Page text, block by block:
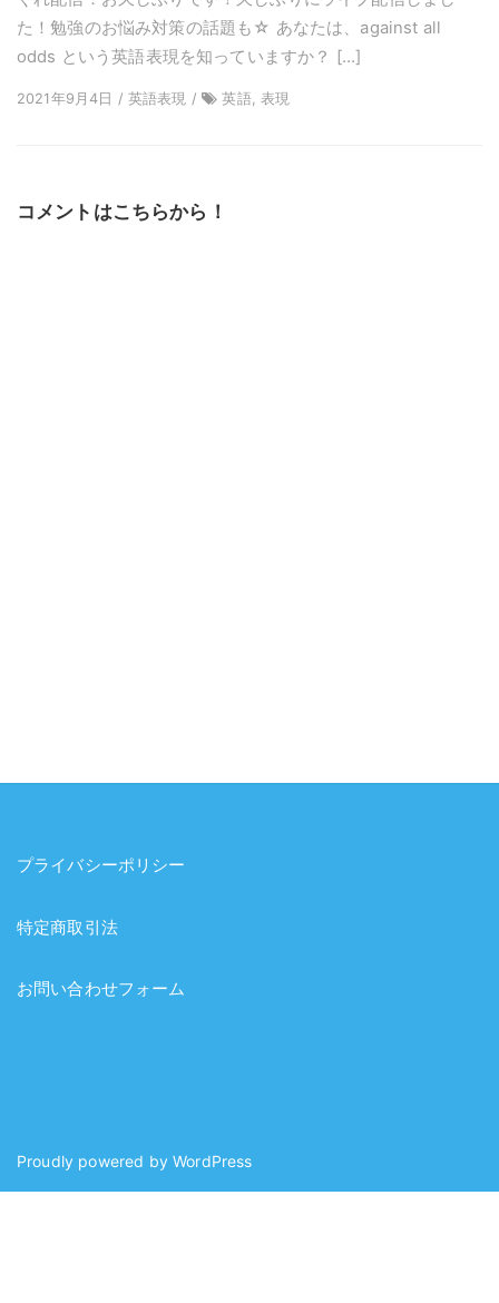
た！勉強のお悩み対策の話題も☆ あなたは、against all
odds という英語表現を知っていますか？ […]
2021年9月4日 / 英語表現 / 英語, 表現
コメントはこちらから！
プライバシーポリシー
特定商取引法
お問い合わせフォーム
Proudly powered byWordPress